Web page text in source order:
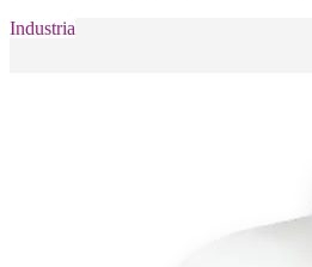
Industria